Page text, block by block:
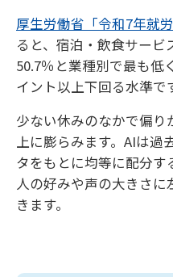
厚生労働省「令和7年就
ると、宿泊・飲食サー
50.7％と業種別で最も低
イント以上下回る水準で
少ない休みのなかで偏
上に膨らみます。AIは過
タをもとに均等に配分
人の好みや声の大きさ
きます。